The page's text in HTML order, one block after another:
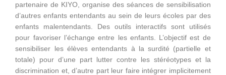
partenaire de KIYO, organise des séances de sensibilisation
d’autres enfants entendants au sein de leurs écoles par des
enfants malentendants. Des outils interactifs sont utilisés
pour favoriser l’échange entre les enfants. L’objectif est de
sensibiliser les élèves entendants à la surdité (partielle et
totale) pour d’une part lutter contre les stéréotypes et la
discrimination et, d’autre part leur faire intégrer implicitement